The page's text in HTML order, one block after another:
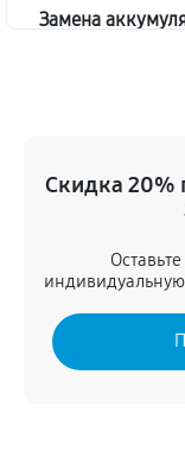
Замена
Замена шлейфа
Замена
1080
Скидка 20%
индивидуальную